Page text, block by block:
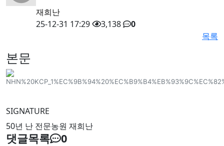
재희난
25-12-31 17:29
3,138
0
목록
본문
SIGNATURE
50년 난 전문농원 재희난
댓글목록 0